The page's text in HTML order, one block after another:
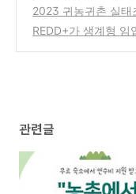
역별 지원 정책
(0)
2023 귀농귀촌 실태
역별 현황, 귀농 사유
REDD+가 생계형 임
관련글